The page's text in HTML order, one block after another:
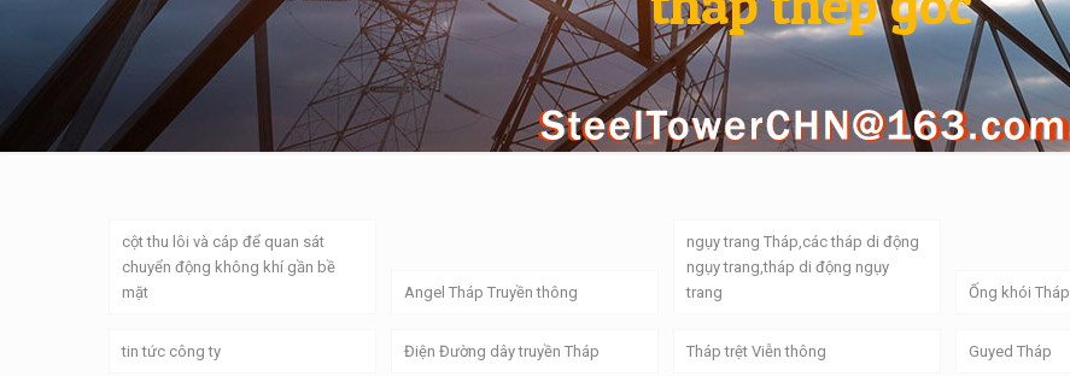
cột thu lôi và cáp để quan sát
chuyển động không khí gần bề
mặt
Angel Tháp Truyền thông
ngụy trang Tháp,các tháp di động
ngụy trang,tháp di động ngụy
trang
Ống khói Tháp
tin tức công ty Điện Đường dây truyền Tháp Tháp trệt Viễn thông Guyed Tháp